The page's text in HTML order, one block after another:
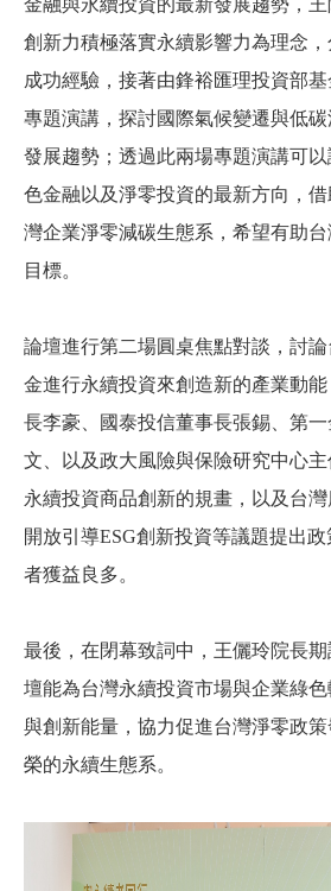
金融與永續投資的最新發展趨勢，
創新力積極落實永續影響力為理念
成功經驗，接著由鋒裕匯理投資部
專題演講，探討國際氣候變遷與低
發展趨勢；透過此兩場專題演講可
色金融以及淨零投資的最新方向，
灣企業淨零減碳生態系，希望有助
目標。
論壇進行第二場圓桌焦點對談，討
金進行永續投資來創造新的產業動
長李豪、國泰投信董事長張錫、第
文、以及政大風險與保險研究中心
永續投資商品創新的規畫，以及台
開放引導ESG創新投資等議題提出
者獲益良多。
最後， 在閉幕致詞中，王儷玲院長
壇能為台灣永續投資市場與企業綠
與創新能量， 協力促進台灣淨零政
榮的永續生態系。